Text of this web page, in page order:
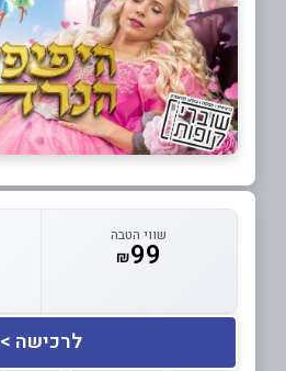
שווי הטבה
₪99
לרכישה >